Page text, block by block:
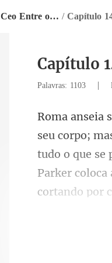
Um Acordo Com O Ceo Entre o Dever e o Desejo / Capítulo
Capítulo
Palavras: 1103 |
tudo o que se
Park